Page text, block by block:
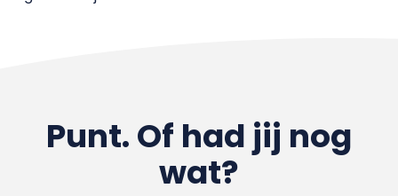
Punt. Of had jij nog
wat?